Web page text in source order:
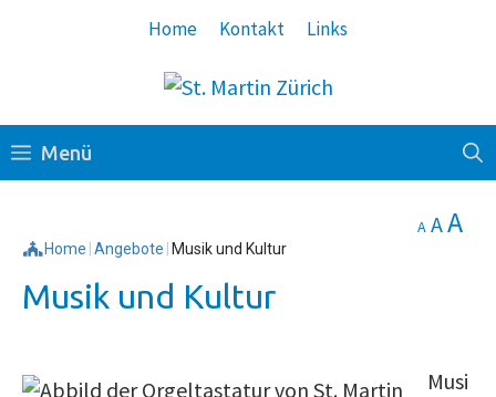
Home Kontakt Links
Menü
A
Decrease
font
A Reset
A
Home Angebote Musik und Kultur
Musik und Kultur
Musi